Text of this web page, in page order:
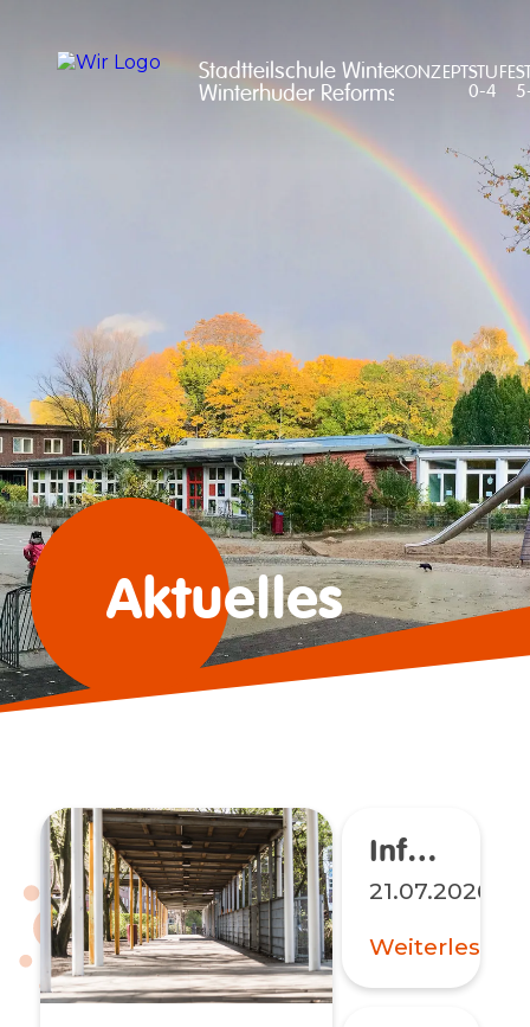
Stadtteilschule Winterhude
Winterhuder Reformschule
KONZEPTSTUFE
0-4
Aktuelles
Neuere
Einträge
Infos für die Oberstufenschüler*innen
21.07.2026
Weiterlesen